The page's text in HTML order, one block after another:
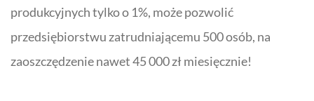
produkcyjnych tylko o 1%, może pozwolić
przedsiębiorstwu zatrudniającemu 500 osób, na
zaoszczędzenie nawet 45 000 zł miesięcznie!